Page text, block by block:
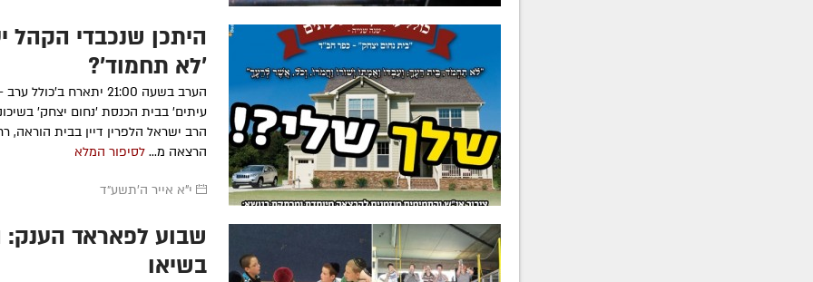
היתכן שנכבדי הקהל
'לא תחמוד'?
הערב בשעה 21:00 יתארח
עיתים' בבית הכנסת 'נחום יצחק'
הרב ישראל הלפרין דיין בבית הוראה,
הרצאה מ... לסיפור המלא
י"א אייר ה׳תשע״ד
שבוע לפאראד הענק:
בשיאן